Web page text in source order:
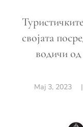
својата
водичи
Мај 3, 2023